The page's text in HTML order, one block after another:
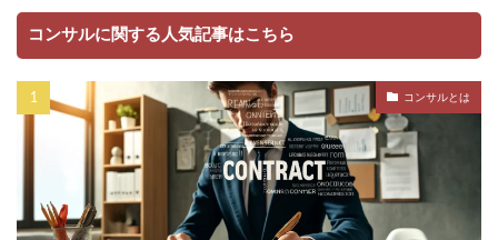
コンサルに関する人気記事はこちら
コンサルとは